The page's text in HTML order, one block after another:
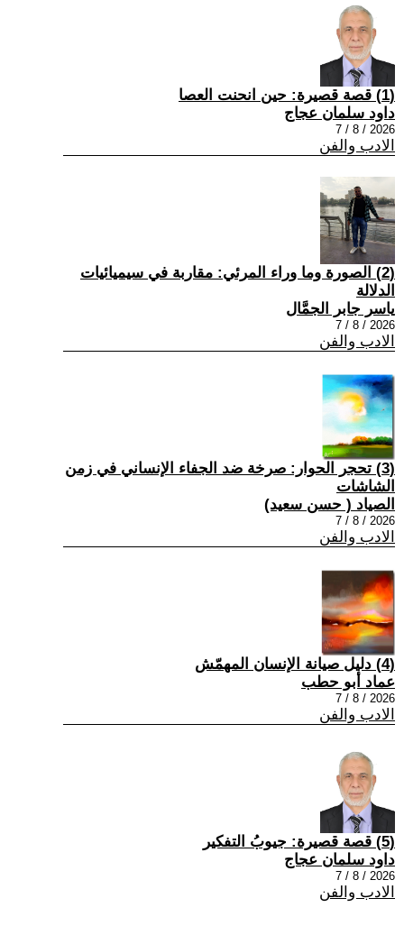
(1) قصة قصيرة: حين انحنت العصا
داود سلمان عجاج
2026 / 8 / 7
الادب والفن
(2) الصورة وما وراء المرئي: مقاربة في سيميائيات
الدلالة
ياسر جابر الجمَّال
2026 / 8 / 7
الادب والفن
(3) تحجر الحوار: صرخة ضد الجفاء الإنساني في زمن
الشاشات
الصياد ‏( حسن سعيد‏)
2026 / 8 / 7
الادب والفن
(4) دليل صيانة الإنسان المهمّش
عماد أبو حطب
2026 / 8 / 7
الادب والفن
(5) قصة قصيرة: جيوبُ التفكير
داود سلمان عجاج
2026 / 8 / 7
الادب والفن